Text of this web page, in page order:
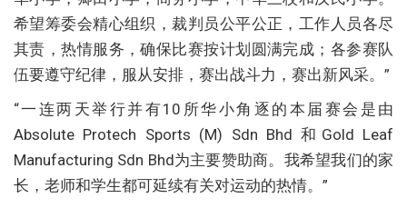
希望筹委会精心组织，裁判员公平公正，工作人员各尽
其责，热情服务，确保比赛按计划圆满完成；各参赛队
伍要遵守纪律，服从安排，赛出战斗力，赛出新风采。”
“一连两天举行并有10所华小角逐的本届赛会是由
Absolute Protech Sports (M) Sdn Bhd 和Gold Leaf
Manufacturing Sdn Bhd为主要赞助商。我希望我们的家
长，老师和学生都可延续有关对运动的热情。”